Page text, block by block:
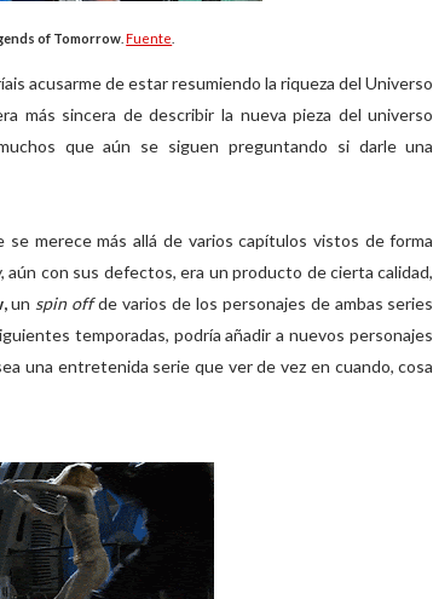
of Tomorrow .Fuente
acusarme de estar resumiendo la riqueza del Universo
más sincera de describir la nueva pieza del universo
que aún se siguen preguntando si darle una
merece más allá de varios capítulos vistos de forma
aún con sus defectos, era un producto de cierta calidad,
un spin offde varios de los personajes de ambas series
temporadas, podría añadir a nuevos personajes
una entretenida serie que ver de vez en cuando, cosa